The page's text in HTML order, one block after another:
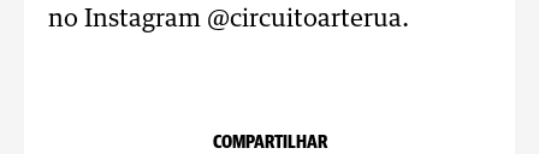
no Instagram @circuitoarterua.
COMPARTILHAR